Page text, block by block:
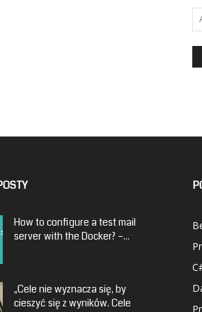
How to configure a test mail
server with the Docker? –...
„Cele nie wyznacza się, by
cieszyć się z wyników. Cele